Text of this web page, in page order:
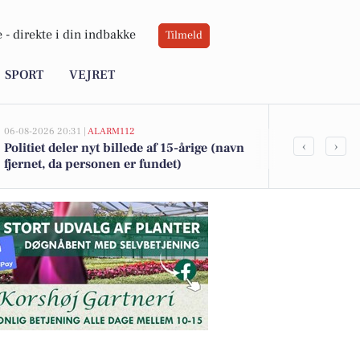
- direkte i din indbakke Tilmeld
SPORT VEJRET
06-08-2026 20:31 | ALARM112
Politiet deler nyt billede af 15-årige (navn
fjernet, da personen er fundet)
Efterlyst
‹ ›